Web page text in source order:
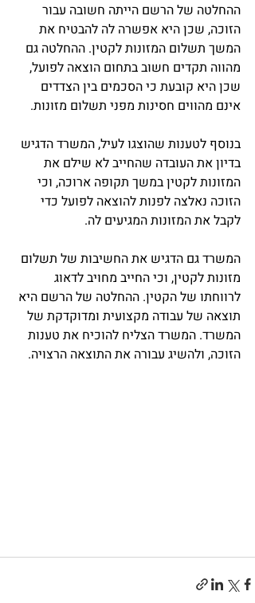
ההחלטה של הרשם הייתה חשובה עבור
הזוכה, שכן היא אפשרה לה להבטיח את
המשך תשלום המזונות לקטין. ההחלטה גם
מהווה תקדים חשוב בתחום הוצאה לפועל,
שכן היא קובעת כי הסכמים בין הצדדים
אינם מהווים חסינות מפני תשלום מזונות.
בנוסף לטענות שהוצגו לעיל, המשרד הדגיש
בדיון את העובדה שהחייב לא שילם את
המזונות לקטין במשך תקופה ארוכה, וכי
הזוכה נאלצה לפנות להוצאה לפועל כדי
לקבל את המזונות המגיעים לה.
המשרד גם הדגיש את החשיבות של תשלום
מזונות לקטין, וכי החייב מחויב לדאוג
לרווחתו של הקטין. ההחלטה של הרשם היא
תוצאה של עבודה מקצועית ומדוקדקת של
המשרד. המשרד הצליח להוכיח את טענות
הזוכה, ולהשיג עבורה את התוצאה הרצויה.